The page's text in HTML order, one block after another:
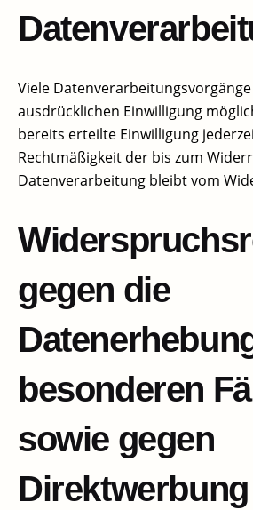
Viele
ausdrücklichen Einwilligung
bereits erteilte Einwilligung
Rechtmäßigkeit der bis zum
Datenverarbeitung bleibt vom
gegen die
besonderen
sowie gegen